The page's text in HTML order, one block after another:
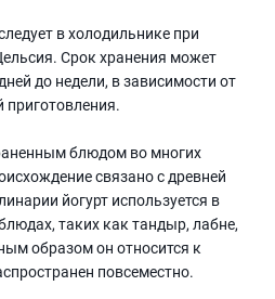
в холодильнике при
Срок хранения может
до недели, в зависимости от
приготовления.
блюдом во многих
связано с древней
йогурт используется в
таких как тандыр, лабне,
образом он относится к
повсеместно.